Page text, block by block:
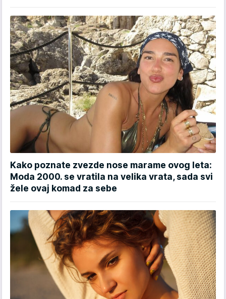
Kako poznate zvezde nose marame ovog leta:
Moda 2000. se vratila na velika vrata, sada svi
žele ovaj komad za sebe